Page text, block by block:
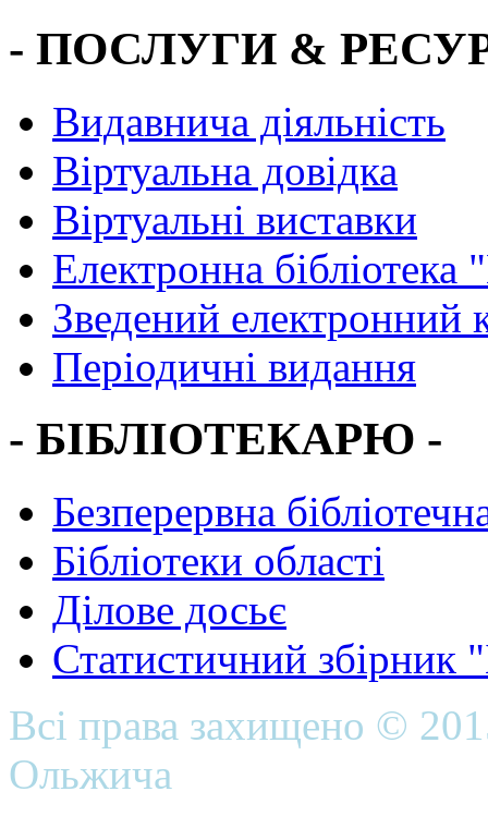
- ПОСЛУГИ &
Видавнича діяльність
Віртуальна довідка
Віртуальні виставки
Електронна
Зведений електронний
Періодичні видання
- БІБЛІОТЕКАРЮ -
Безперервна
Бібліотеки області
Ділове досьє
Статистичний
Всі права захищено ©
Ольжича